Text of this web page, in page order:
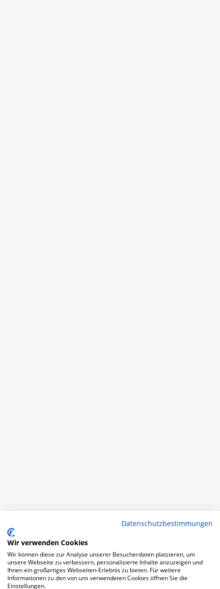
Datenschutzbestimmungen
Wir verwenden Cookies
Wir können diese zur Analyse unserer Besucherdaten platzieren, um
unsere Webseite zu verbessern, personalisierte Inhalte anzuzeigen und
Ihnen ein großartiges Webseiten-Erlebnis zu bieten. Für weitere
Informationen zu den von uns verwendeten Cookies öffnen Sie die
Einstellungen.